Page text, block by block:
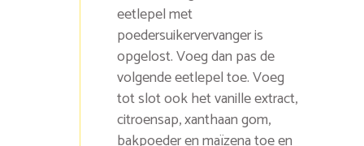
eetlepel met
poedersuikervervanger is
opgelost. Voeg dan pas de
volgende eetlepel toe. Voeg
tot slot ook het vanille extract,
citroensap, xanthaan gom,
bakpoeder en maïzena toe en